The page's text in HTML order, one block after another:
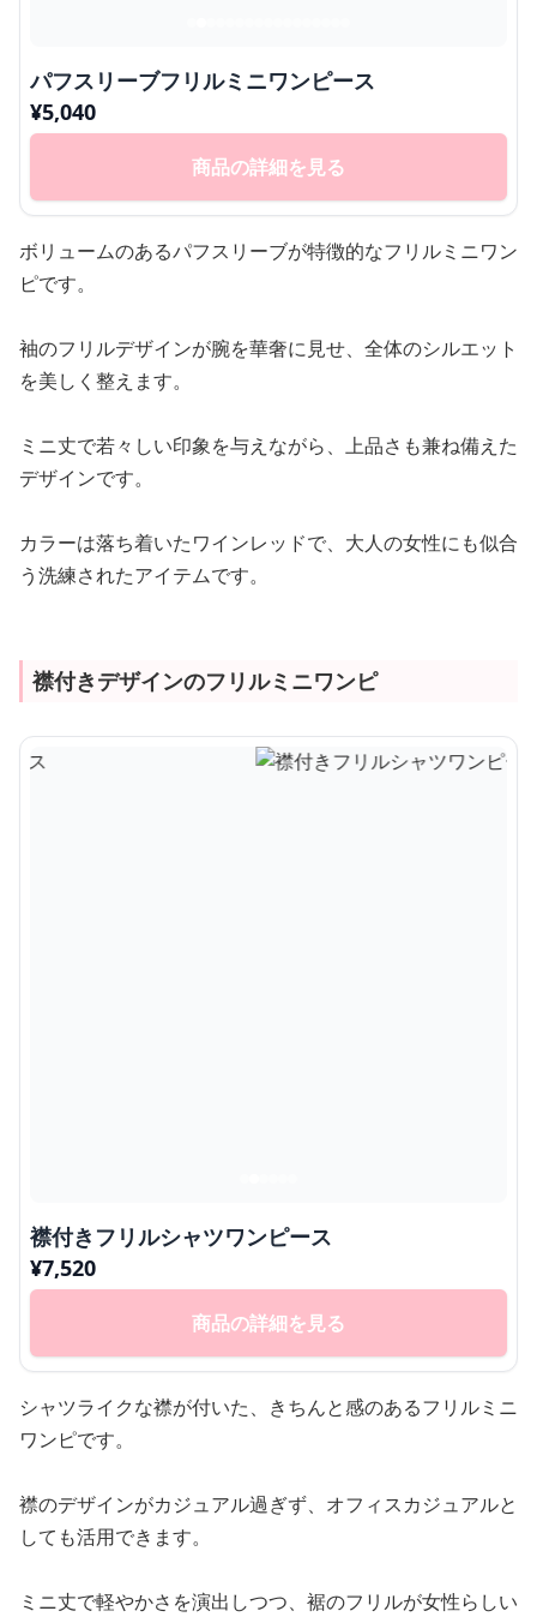
パフスリーブフリルミニワンピース
¥5,040
商品の詳細を見る
ボリュームのあるパフスリーブが特徴的なフリルミニワン
ピです。
袖のフリルデザインが腕を華奢に見せ、全体のシルエット
を美しく整えます。
ミニ丈で若々しい印象を与えながら、上品さも兼ね備えた
デザインです。
カラーは落ち着いたワインレッドで、大人の女性にも似合
う洗練されたアイテムです。
襟付きデザインのフリルミニワンピ
襟付きフリルシャツワンピース
¥7,520
商品の詳細を見る
シャツライクな襟が付いた、きちんと感のあるフリルミニ
ワンピです。
襟のデザインがカジュアル過ぎず、オフィスカジュアルと
しても活用できます。
ミニ丈で軽やかさを演出しつつ、裾のフリルが女性らしい